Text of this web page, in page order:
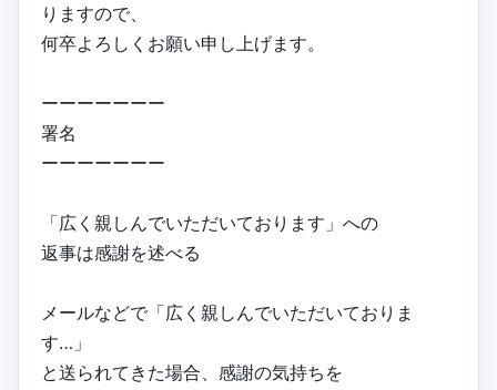
りますので、
何卒よろしくお願い申し上げます。
ーーーーーーー
署名
ーーーーーーー
「広く親しんでいただいております」への
返事は感謝を述べる
メールなどで「広く親しんでいただいておりま
す…」
と送られてきた場合、感謝の気持ちを